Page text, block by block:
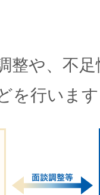
整や、不
を行いま